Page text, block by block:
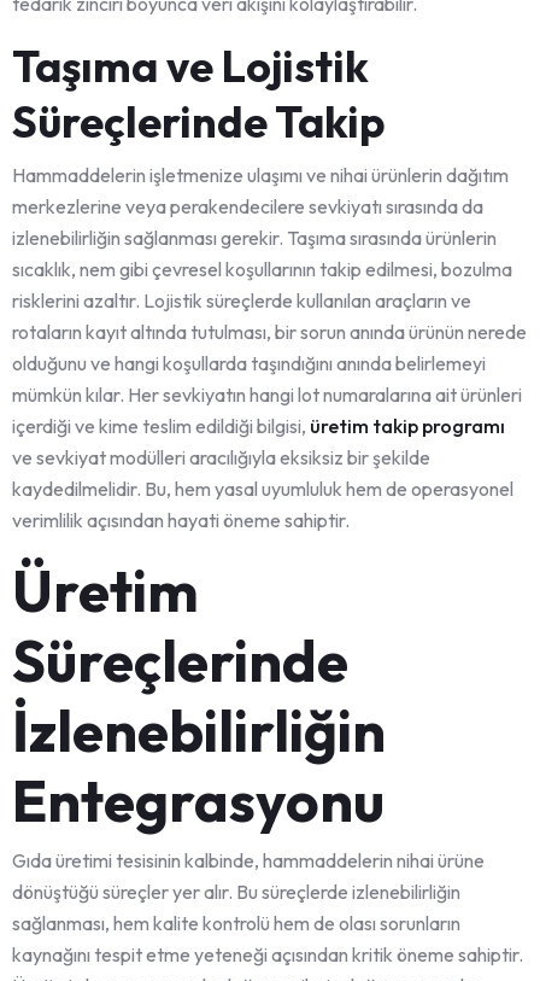
Taşıma ve Lojistik
Süreçlerinde Takip
Hammaddelerin işletmenize ulaşımı ve nihai ürünlerin dağıtım
merkezlerine veya perakendecilere sevkiyatı sırasında da
izlenebilirliğin sağlanması gerekir. Taşıma sırasında ürünlerin
sıcaklık, nem gibi çevresel koşullarının takip edilmesi, bozulma
risklerini azaltır. Lojistik süreçlerde kullanılan araçların ve
rotaların kayıt altında tutulması, bir sorun anında ürünün nerede
olduğunu ve hangi koşullarda taşındığını anında belirlemeyi
mümkün kılar. Her sevkiyatın hangi lot numaralarına ait ürünleri
içerdiği ve kime teslim edildiği bilgisi, üretim takip programı
ve sevkiyat modülleri aracılığıyla eksiksiz bir şekilde
kaydedilmelidir. Bu, hem yasal uyumluluk hem de operasyonel
verimlilik açısından hayati öneme sahiptir.
Üretim
Süreçlerinde
İzlenebilirliğin
Entegrasyonu
Gıda üretimi tesisinin kalbinde, hammaddelerin nihai ürüne
dönüştüğü süreçler yer alır. Bu süreçlerde izlenebilirliğin
sağlanması, hem kalite kontrolü hem de olası sorunların
kaynağını tespit etme yeteneği açısından kritik öneme sahiptir.